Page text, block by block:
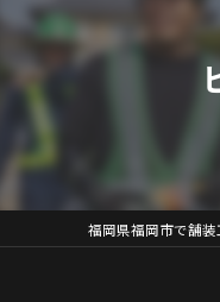
福岡県福岡市で舗